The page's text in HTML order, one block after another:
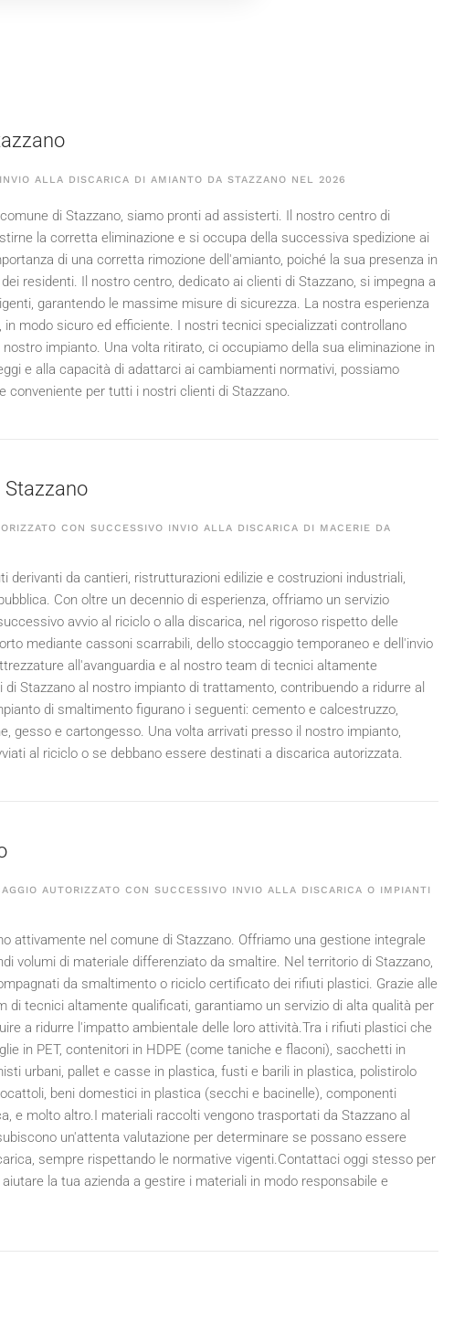
ALLA DISCARICA DI AMIANTO DA STAZZANO NEL 2026
di Stazzano, siamo pronti ad assisterti. Il nostro centro di
la corretta eliminazione e si occupa della successiva spedizione ai
di una corretta rimozione dell'amianto, poiché la sua presenza in
residenti. Il nostro centro, dedicato ai clienti di Stazzano, si impegna a
garantendo le massime misure di sicurezza. La nostra esperienza
modo sicuro ed efficiente. I nostri tecnici specializzati controllano
impianto. Una volta ritirato, ci occupiamo della sua eliminazione in
e alla capacità di adattarci ai cambiamenti normativi, possiamo
conveniente per tutti i nostri clienti di Stazzano.
CON SUCCESSIVO INVIO ALLA DISCARICA DI MACERIE DA
da cantieri, ristrutturazioni edilizie e costruzioni industriali,
Con oltre un decennio di esperienza, offriamo un servizio
avvio al riciclo o alla discarica, nel rigoroso rispetto delle
mediante cassoni scarrabili, dello stoccaggio temporaneo e dell'invio
all'avanguardia e al nostro team di tecnici altamente
Stazzano al nostro impianto di trattamento, contribuendo a ridurre al
di smaltimento figurano i seguenti: cemento e calcestruzzo,
gesso e cartongesso. Una volta arrivati presso il nostro impianto,
al riciclo o se debbano essere destinati a discarica autorizzata.
AUTORIZZATO CON SUCCESSIVO INVIO ALLA DISCARICA O IMPIANTI
attivamente nel comune di Stazzano. Offriamo una gestione integrale
volumi di materiale differenziato da smaltire. Nel territorio di Stazzano,
da smaltimento o riciclo certificato dei rifiuti plastici. Grazie alle
tecnici altamente qualificati, garantiamo un servizio di alta qualità per
a ridurre l'impatto ambientale delle loro attività.Tra i rifiuti plastici che
in PET, contenitori in HDPE (come taniche e flaconi), sacchetti in
urbani, pallet e casse in plastica, fusti e barili in plastica, polistirolo
beni domestici in plastica (secchi e bacinelle), componenti
e molto altro.I materiali raccolti vengono trasportati da Stazzano al
un'attenta valutazione per determinare se possano essere
sempre rispettando le normative vigenti.Contattaci oggi stesso per
la tua azienda a gestire i materiali in modo responsabile e